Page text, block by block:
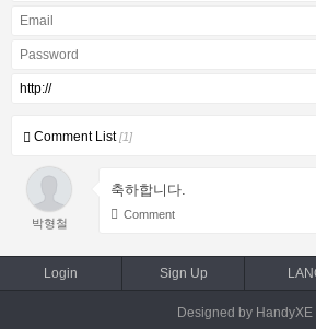
Comment List[1]
박형철
축하합니다.
Comment
Login Sign Up
Designed by HandyXE